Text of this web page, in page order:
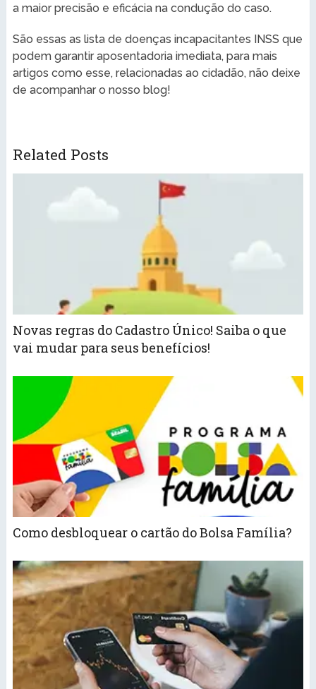
a maior precisão e eficácia na condução do caso.
São essas as lista de doenças incapacitantes INSS que
podem garantir aposentadoria imediata, para mais
artigos como esse, relacionadas ao cidadão, não deixe
de acompanhar o nosso blog!
Related Posts
Novas regras do Cadastro Único! Saiba o que
vai mudar para seus benefícios!
Como desbloquear o cartão do Bolsa Família?